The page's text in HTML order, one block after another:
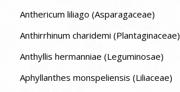
Anthericum liliago (Asparagaceae)
Anthirrhinum charidemi (Plantaginaceae)
Anthyllis hermanniae (Leguminosae)
Aphyllanthes monspeliensis (Liliaceae)